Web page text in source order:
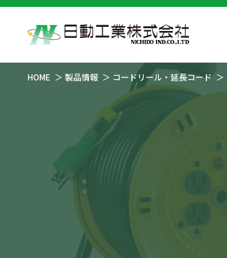
HOME 製品情報 コードリール・延長コード